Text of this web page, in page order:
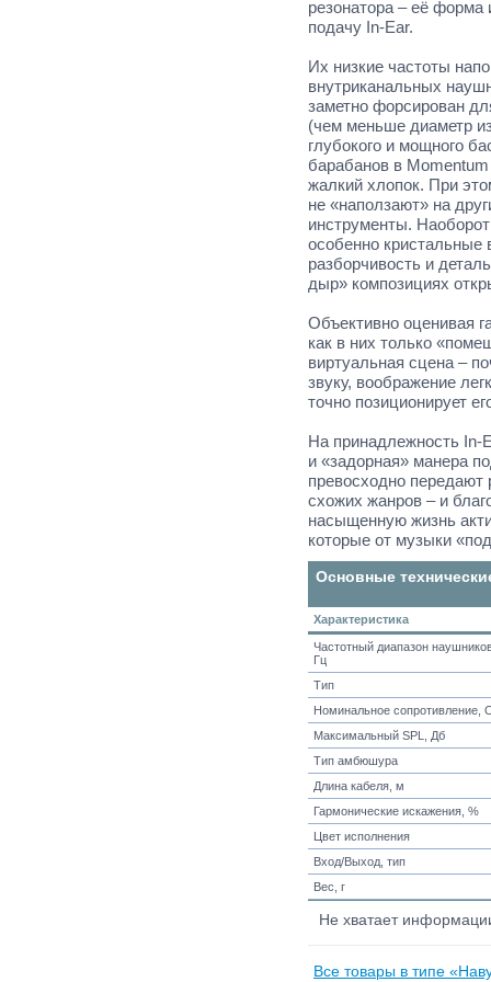
резонатора – её форма
подачу In-Ear.
Их низкие частоты
внутриканальных
заметно форсирован
(чем меньше диаметр
глубокого и мощного
барабанов в
жалкий хлопок. При
не «наползают» на
инструменты.
особенно кристальные
разборчивость и
дыр» композициях
Объективно оценивая
как в них только
виртуальная сцена –
звуку, воображение
точно позиционирует
На принадлежность In-
и «задорная» манера
превосходно передают
схожих жанров – и
насыщенную жизнь
которые от музыки
Основные
Характеристика
Частотный диапазон
Гц
Тип
Номинальное сопротивление,
Максимальный SPL, Дб
Тип амбюшура
Длина кабеля, м
Гармонические искажения, %
Цвет исполнения
Вход/Выход, тип
Вес, г
Не хватает
Все товары в типе